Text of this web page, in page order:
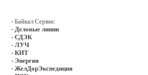
- Байкал Сервис
- Деловые линии
- СДЭК
- ЛУЧ
- КИТ
- Энергия
- ЖелДорЭкспедиция